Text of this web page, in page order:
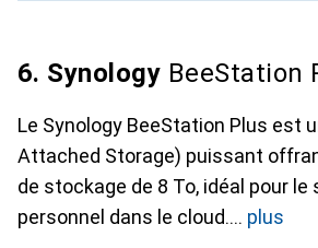
6. Synology BeeStation
Le Synology BeeStation Plus est
Attached Storage) puissant
de stockage de 8 To, idéal pour le
personnel dans le cloud.
plus